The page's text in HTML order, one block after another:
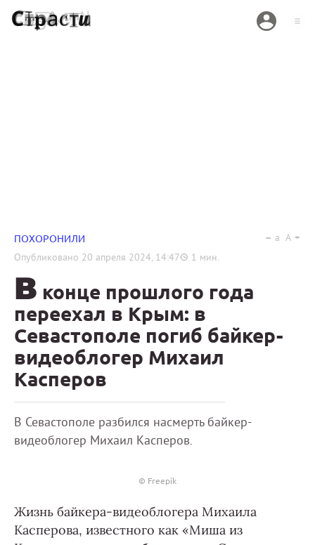
ПОХОРОНИЛИ
Опубликовано 20 апреля 2024, 14:47 1 мин.
a A
В конце прошлого года
переехал в Крым: в
Севастополе погиб байкер-
видеоблогер Михаил
Касперов
В Севастополе разбился насмерть байкер-
видеоблогер Михаил Касперов.
© Freepik
Жизнь байкера-видеоблогера Михаила
Касперова, известного как «Миша из